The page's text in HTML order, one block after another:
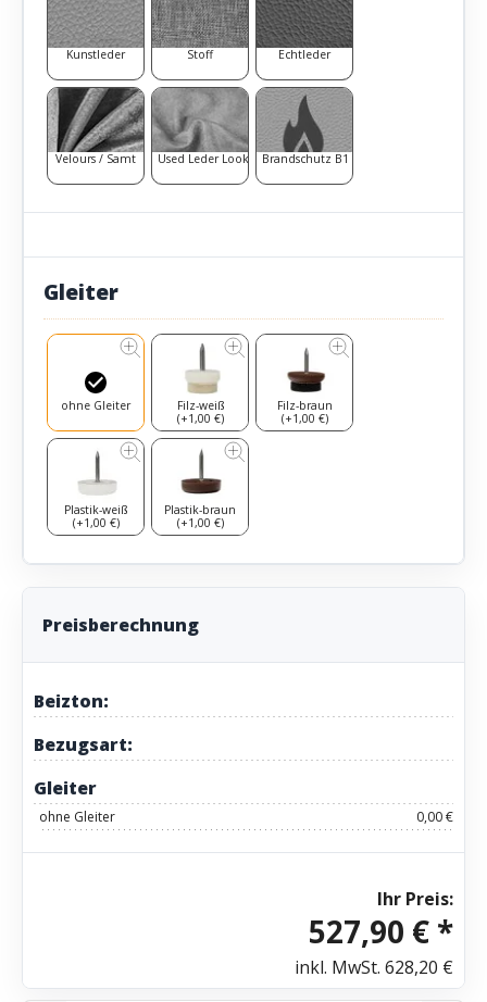
Kunstleder Stoff Echtleder
Velours / Samt Used Leder Look Brandschutz B1
Gleiter
ohne Gleiter
Filz-weiß
(+1,00 €)
Filz-braun
(+1,00 €)
Plastik-weiß
(+1,00 €)
Plastik-braun
(+1,00 €)
Preisberechnung
Beizton:
Bezugsart:
Gleiter
ohne Gleiter 0,00 €
Ihr Preis:
527,90 € *
inkl. MwSt. 628,20 €